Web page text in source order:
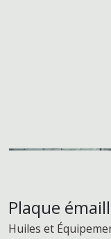
Plaque
Huiles et